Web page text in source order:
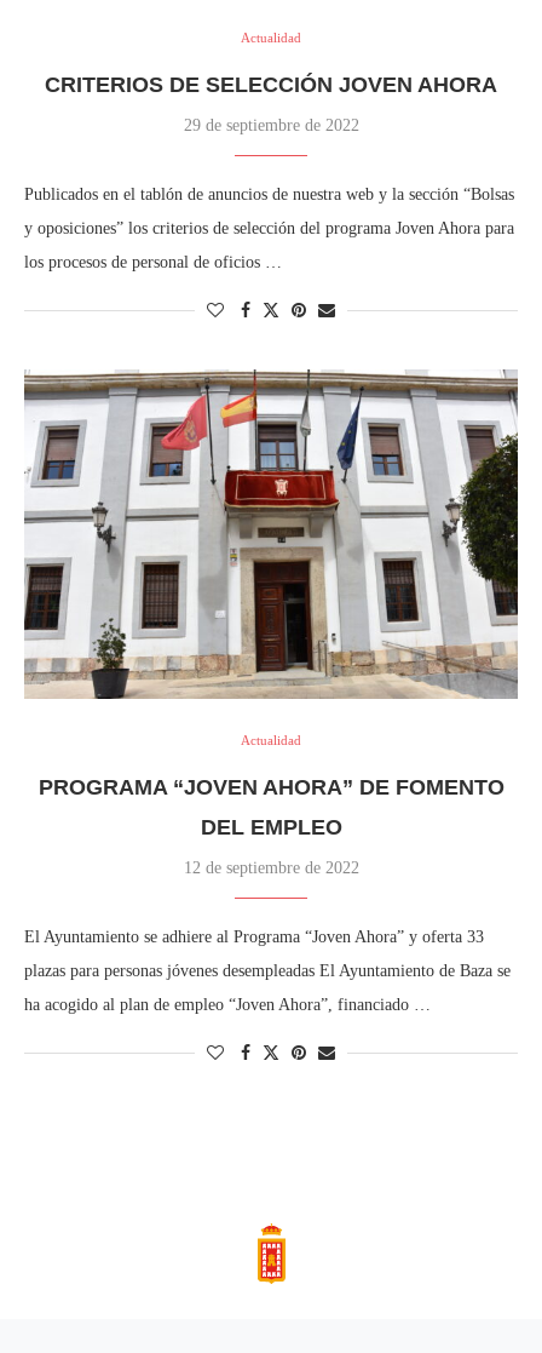
Actualidad
CRITERIOS DE SELECCIÓN JOVEN AHORA
29 de septiembre de 2022
Publicados en el tablón de anuncios de nuestra web y la sección “Bolsas
y oposiciones” los criterios de selección del programa Joven Ahora para
los procesos de personal de oficios …
Actualidad
PROGRAMA “JOVEN AHORA” DE FOMENTO
DEL EMPLEO
12 de septiembre de 2022
El Ayuntamiento se adhiere al Programa “Joven Ahora” y oferta 33
plazas para personas jóvenes desempleadas El Ayuntamiento de Baza se
ha acogido al plan de empleo “Joven Ahora”, financiado …